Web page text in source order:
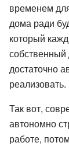
временем
дома ради
который
достаточно
реализовать.
Так вот,
автономно
работе,